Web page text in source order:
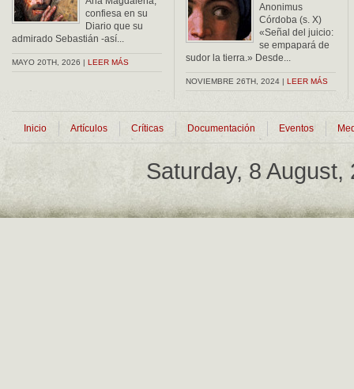
confiesa en su
Diario que su
admirado Sebastián -así...
MAYO 20TH, 2026 | LEER MÁS
Anonimus
Córdoba (s. X)
«Señal del juicio:
se empapará de
sudor la tierra.» Desde...
NOVIEMBRE 26TH, 2024 | LEER MÁS
Inicio Artículos Críticas Documentación Eventos
Saturday, 8